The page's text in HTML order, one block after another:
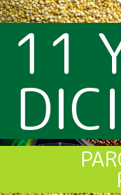
11